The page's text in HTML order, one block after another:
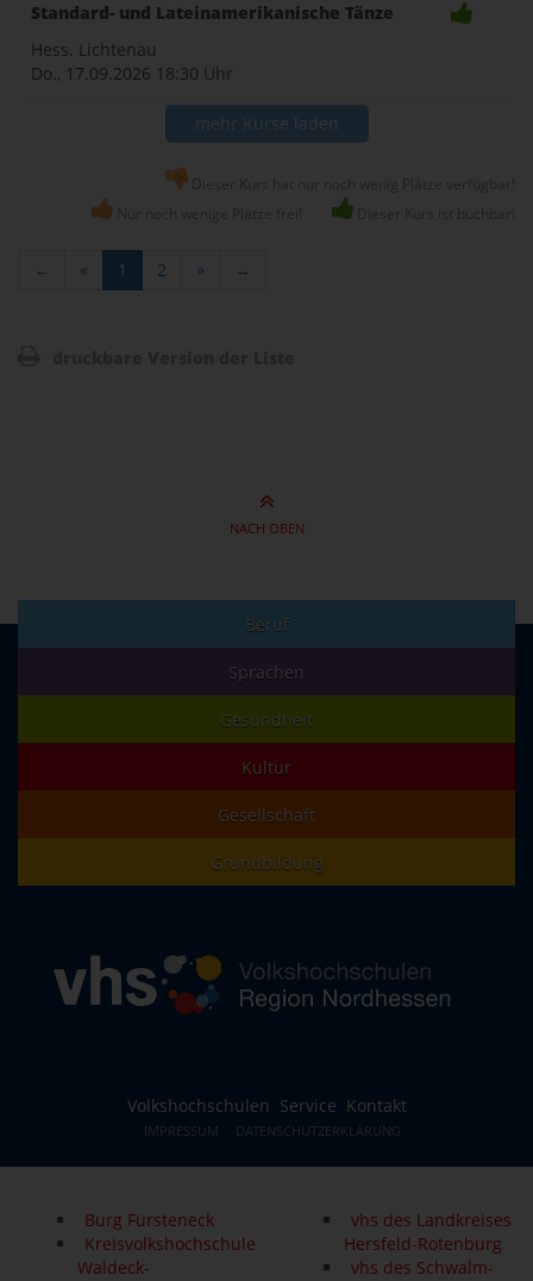
Standard- und Lateinamerikanische Tänze
Hess. Lichtenau
Do., 17.09.2026 18:30 Uhr
mehr Kurse laden
← « 1 2 » →
NACH OBEN
Beruf
Sprachen
Gesundheit
Kultur
Gesellschaft
Grundbildung
Volkshochschulen Service Kontakt
IMPRESSUM DATENSCHUTZERKLÄRUNG
Burg Fürsteneck
Kreisvolkshochschule
Waldeck-
vhs des Landkreises
Hersfeld-Rotenburg
vhs des Schwalm-